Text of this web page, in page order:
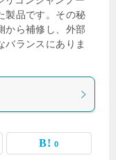
製品です。その秘
から補修し、外部
バランスにありま
0